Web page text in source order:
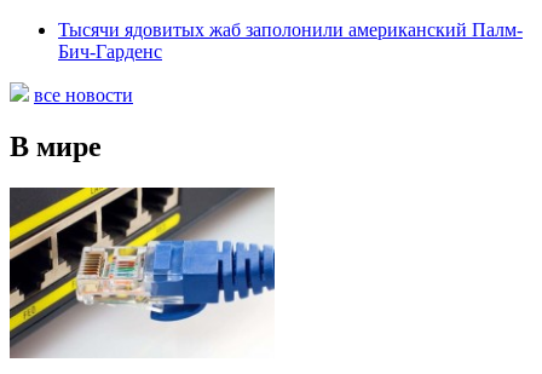
Тысячи ядовитых жаб заполонили американский Палм-
Бич-Гарденс
все новости
В мире